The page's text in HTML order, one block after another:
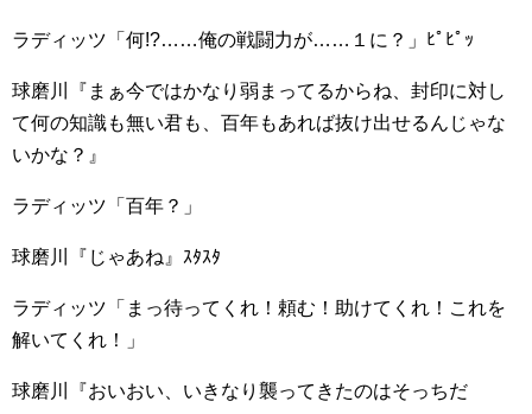
ラディッツ「何!?……俺の戦闘力が……１に？」ﾋﾟﾋﾟｯ
球磨川『まぁ今ではかなり弱まってるからね、封印に対し
て何の知識も無い君も、百年もあれば抜け出せるんじゃな
いかな？』
ラディッツ「百年？」
球磨川『じゃあね』ｽﾀｽﾀ
ラディッツ「まっ待ってくれ！頼む！助けてくれ！これを
解いてくれ！」
球磨川『おいおい、いきなり襲ってきたのはそっちだ